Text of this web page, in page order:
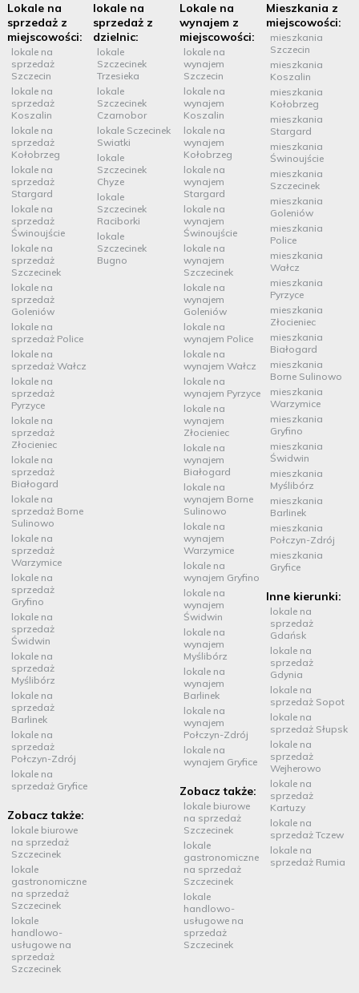
Lokale na
sprzedaż z
miejscowości:
lokale na
sprzedaż
Szczecin
lokale na
sprzedaż
Koszalin
lokale na
sprzedaż
Kołobrzeg
lokale na
sprzedaż
Stargard
lokale na
sprzedaż
Świnoujście
lokale na
sprzedaż
Szczecinek
lokale na
sprzedaż
Goleniów
lokale na
sprzedaż Police
lokale na
sprzedaż Wałcz
lokale na
sprzedaż
Pyrzyce
lokale na
sprzedaż
Złocieniec
lokale na
sprzedaż
Białogard
lokale na
sprzedaż Borne
Sulinowo
lokale na
sprzedaż
Warzymice
lokale na
sprzedaż
Gryfino
lokale na
sprzedaż
Świdwin
lokale na
sprzedaż
Myślibórz
lokale na
sprzedaż
Barlinek
lokale na
sprzedaż
Połczyn-Zdrój
lokale na
sprzedaż Gryfice
Zobacz także:
lokale biurowe
na sprzedaż
Szczecinek
lokale
gastronomiczne
na sprzedaż
Szczecinek
lokale
handlowo-
usługowe na
sprzedaż
Szczecinek
lokale na
sprzedaż z
dzielnic:
lokale
Szczecinek
Trzesieka
lokale
Szczecinek
Czarnobor
lokale Sczecinek
Swiatki
lokale
Szczecinek
Chyze
lokale
Szczecinek
Raciborki
lokale
Szczecinek
Bugno
Lokale na
wynajem z
miejscowości:
lokale na
wynajem
Szczecin
lokale na
wynajem
Koszalin
lokale na
wynajem
Kołobrzeg
lokale na
wynajem
Stargard
lokale na
wynajem
Świnoujście
lokale na
wynajem
Szczecinek
lokale na
wynajem
Goleniów
lokale na
wynajem Police
lokale na
wynajem Wałcz
lokale na
wynajem Pyrzyce
lokale na
wynajem
Złocieniec
lokale na
wynajem
Białogard
lokale na
wynajem Borne
Sulinowo
lokale na
wynajem
Warzymice
lokale na
wynajem Gryfino
lokale na
wynajem
Świdwin
lokale na
wynajem
Myślibórz
lokale na
wynajem
Barlinek
lokale na
wynajem
Połczyn-Zdrój
lokale na
wynajem Gryfice
Zobacz także:
lokale biurowe
na sprzedaż
Szczecinek
lokale
gastronomiczne
na sprzedaż
Szczecinek
lokale
handlowo-
usługowe na
sprzedaż
Szczecinek
Mieszkania z
miejscowości:
mieszkania
Szczecin
mieszkania
Koszalin
mieszkania
Kołobrzeg
mieszkania
Stargard
mieszkania
Świnoujście
mieszkania
Szczecinek
mieszkania
Goleniów
mieszkania
Police
mieszkania
Wałcz
mieszkania
Pyrzyce
mieszkania
Złocieniec
mieszkania
Białogard
mieszkania
Borne Sulinowo
mieszkania
Warzymice
mieszkania
Gryfino
mieszkania
Świdwin
mieszkania
Myślibórz
mieszkania
Barlinek
mieszkania
Połczyn-Zdrój
mieszkania
Gryfice
Inne kierunki:
lokale na
sprzedaż
Gdańsk
lokale na
sprzedaż
Gdynia
lokale na
sprzedaż Sopot
lokale na
sprzedaż Słupsk
lokale na
sprzedaż
Wejherowo
lokale na
sprzedaż
Kartuzy
lokale na
sprzedaż Tczew
lokale na
sprzedaż Rumia